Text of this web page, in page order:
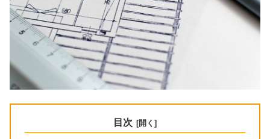
目次